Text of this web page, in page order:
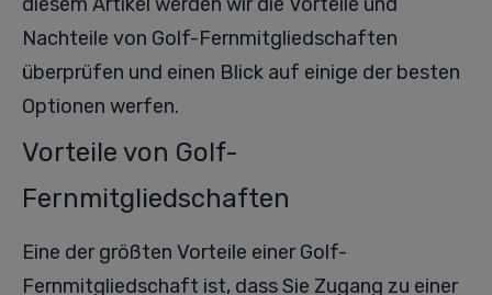
Nachteile von Golf-Fernmitgliedschaften
überprüfen und einen Blick auf einige der besten
Optionen werfen.
Vorteile von Golf-
Fernmitgliedschaften
Eine der größten Vorteile einer Golf-
Fernmitgliedschaft ist, dass Sie Zugang zu einer